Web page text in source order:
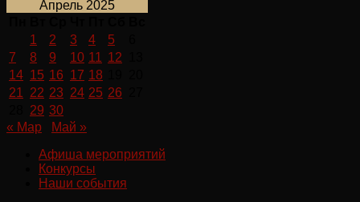
Апрель 2025
1
2 3 4 5
7
8 9 10 11 12
14 15 16 17 18
21 22 23 24 25 26
29 30
« Мар
Май »
Афиша мероприятий
Конкурсы
Наши события